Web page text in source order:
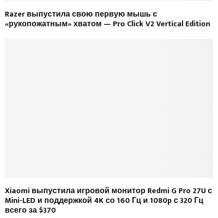
Razer выпустила свою первую мышь с
«рукопожатным» хватом — Pro Click V2 Vertical Edition
Xiaomi выпустила игровой монитор Redmi G Pro 27U с
Mini-LED и поддержкой 4K со 160 Гц и 1080p с 320 Гц
всего за $370